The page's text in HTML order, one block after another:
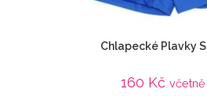
Chlapecké Plavky
160 Kč včetně